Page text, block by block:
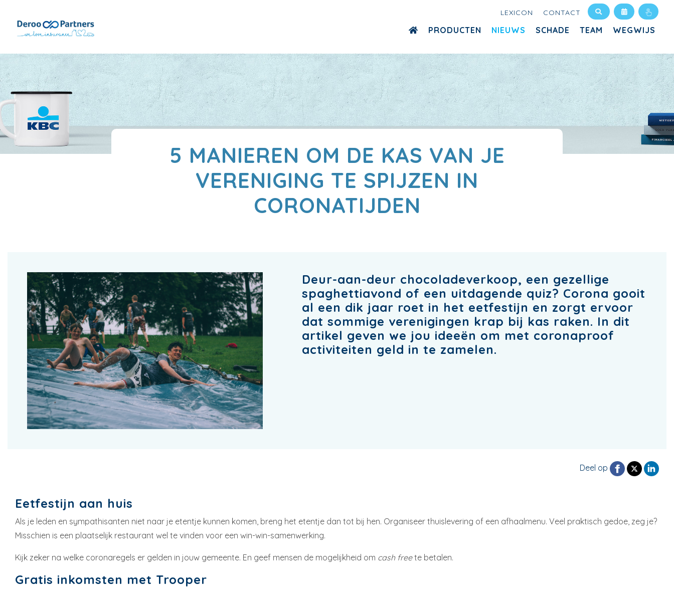
LEXICON CONTACT
PRODUCTEN NIEUWS SCHADE TEAM WEGWIJS
5 MANIEREN OM DE KAS VAN JE
VERENIGING TE SPIJZEN IN
CORONATIJDEN
Deur-aan-deur chocoladeverkoop, een gezellige
spaghettiavond of een uitdagende quiz? Corona gooit
al een dik jaar roet in het eetfestijn en zorgt ervoor
dat sommige verenigingen krap bij kas raken. In dit
artikel geven we jou ideeën om met coronaproof
activiteiten geld in te zamelen.
Deel op
Eetfestijn aan huis
Als je leden en sympathisanten niet naar je etentje kunnen komen, breng het etentje dan tot bij hen. Organiseer thuislevering of een afhaalmenu. Veel praktisch gedoe, zeg je?
Misschien is een plaatselijk restaurant wel te vinden voor een win-win-samenwerking.
Kijk zeker na welke coronaregels er gelden in jouw gemeente. En geef mensen de mogelijkheid om cash freete betalen.
Gratis inkomsten met Trooper